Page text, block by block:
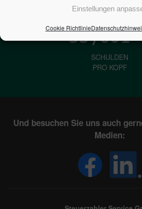
Einstellungen
Cookie Richtlinie33,601
SCHULDEN
PRO KOPF
Und besuchen Sie uns auch
Medien: